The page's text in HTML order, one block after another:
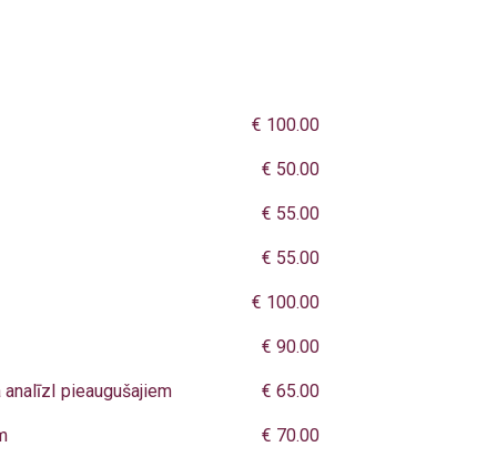
€ 100.00
€ 50.00
€ 55.00
€ 55.00
€ 100.00
€ 90.00
pieaugušajiem € 65.00
€ 70.00